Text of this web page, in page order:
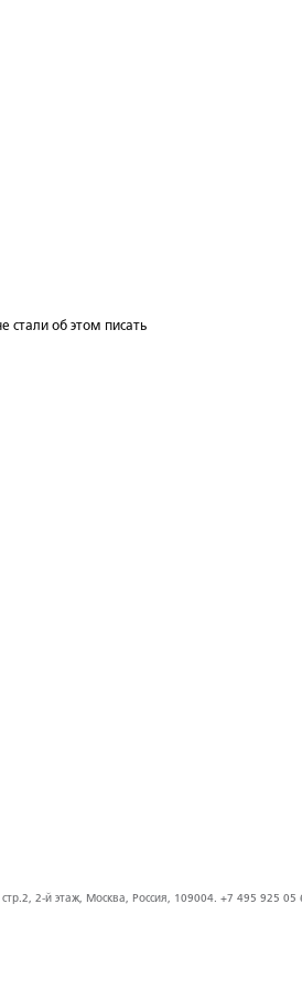
стали об этом писать
2-й этаж, Москва, Россия, 109004. +7 495 925 05